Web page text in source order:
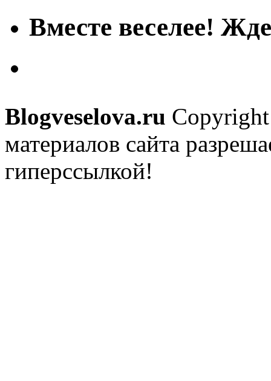
Вместе веселее!
Blogveselova.ru
материалов сайта
гиперссылкой!